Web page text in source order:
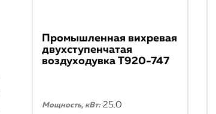
Промышленная вихревая
двухступенчатая
воздуходувка T920-747
Мощность, кВт:25.0